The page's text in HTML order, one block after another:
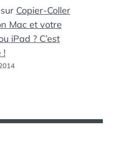
sur Copier-Coller
Mac et votre
iPad ? C’est
!